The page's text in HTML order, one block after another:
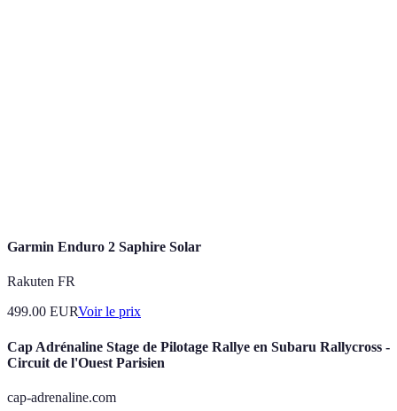
Garmin Enduro 2 Saphire Solar
Rakuten FR
499.00 EURVoir le prix
Cap Adrénaline Stage de Pilotage Rallye en Subaru Rallycross -
Circuit de l'Ouest Parisien
cap-adrenaline.com